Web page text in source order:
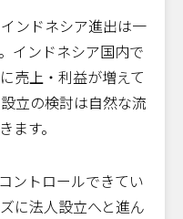
ンドネシア進出は一
インドネシア国内で
売上・利益が増えて
立の検討は自然な流
ます。
ントロールできてい
に法人設立へと進ん